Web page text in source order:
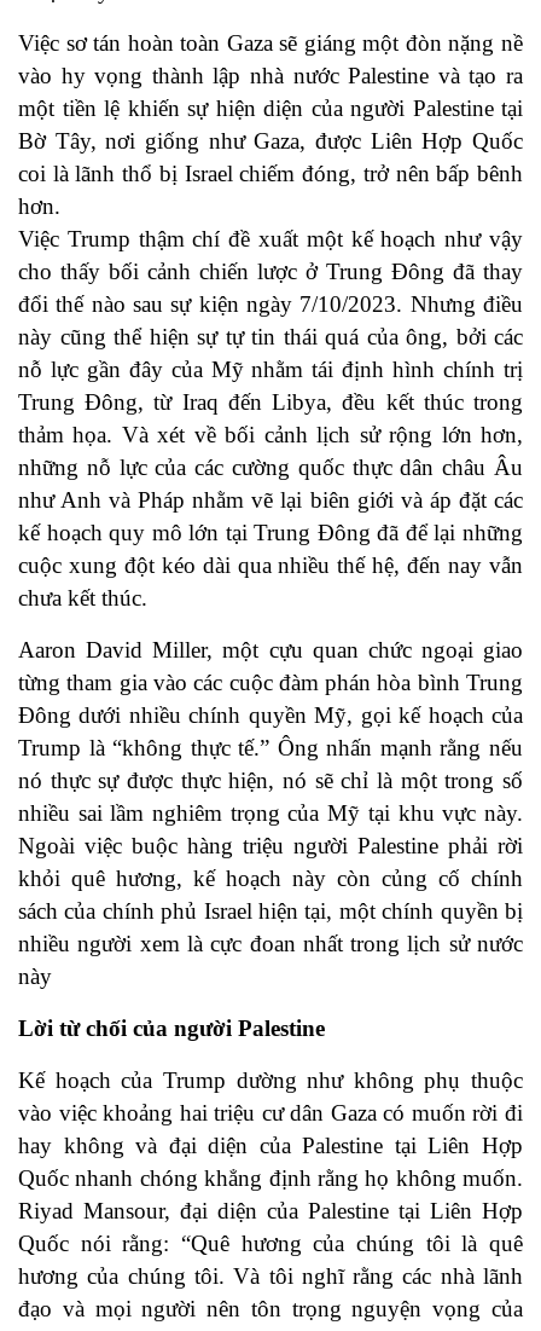
Việc sơ tán hoàn toàn Gaza sẽ giáng một đòn nặng nề
vào hy vọng thành lập nhà nước Palestine và tạo ra
một tiền lệ khiến sự hiện diện của người Palestine tại
Bờ Tây, nơi giống như Gaza, được Liên Hợp Quốc
coi là lãnh thổ bị Israel chiếm đóng, trở nên bấp bênh
hơn.
Việc Trump thậm chí đề xuất một kế hoạch như vậy
cho thấy bối cảnh chiến lược ở Trung Đông đã thay
đổi thế nào sau sự kiện ngày 7/10/2023. Nhưng điều
này cũng thể hiện sự tự tin thái quá của ông, bởi các
nỗ lực gần đây của Mỹ nhằm tái định hình chính trị
Trung Đông, từ Iraq đến Libya, đều kết thúc trong
thảm họa. Và xét về bối cảnh lịch sử rộng lớn hơn,
những nỗ lực của các cường quốc thực dân châu Âu
như Anh và Pháp nhằm vẽ lại biên giới và áp đặt các
kế hoạch quy mô lớn tại Trung Đông đã để lại những
cuộc xung đột kéo dài qua nhiều thế hệ, đến nay vẫn
chưa kết thúc.
Aaron David Miller, một cựu quan chức ngoại giao
từng tham gia vào các cuộc đàm phán hòa bình Trung
Đông dưới nhiều chính quyền Mỹ, gọi kế hoạch của
Trump là “không thực tế.” Ông nhấn mạnh rằng nếu
nó thực sự được thực hiện, nó sẽ chỉ là một trong số
nhiều sai lầm nghiêm trọng của Mỹ tại khu vực này.
Ngoài việc buộc hàng triệu người Palestine phải rời
khỏi quê hương, kế hoạch này còn củng cố chính
sách của chính phủ Israel hiện tại, một chính quyền bị
nhiều người xem là cực đoan nhất trong lịch sử nước
này
Lời từ chối của người Palestine
Kế hoạch của Trump dường như không phụ thuộc
vào việc khoảng hai triệu cư dân Gaza có muốn rời đi
hay không và đại diện của Palestine tại Liên Hợp
Quốc nhanh chóng khẳng định rằng họ không muốn.
Riyad Mansour, đại diện của Palestine tại Liên Hợp
Quốc nói rằng: “Quê hương của chúng tôi là quê
hương của chúng tôi. Và tôi nghĩ rằng các nhà lãnh
đạo và mọi người nên tôn trọng nguyện vọng của